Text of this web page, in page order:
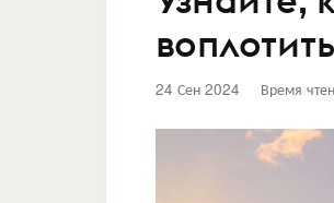
24 Сен 2024 Время